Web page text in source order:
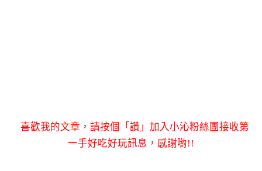
喜歡我的文章，請按個「讚」加入小沁粉絲團接收第
一手好吃好玩訊息，感謝喲!!